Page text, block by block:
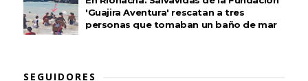
'Guajira Aventura' rescatan a tres
personas que tomaban un baño de mar
SEGUIDORES